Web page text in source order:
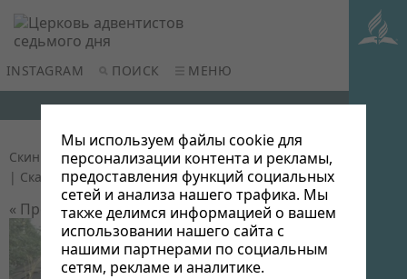
INSTAGRAM ПОИСК МЕНЮ
Скиния
| Автор: Виктор Админ | Размер (МБ): 0.07
| Скачать| Просмотров: 0
« Предыдущий Следующий »
Мы используем файлы cookie для
персонализации контента и рекламы,
предоставления функций социальных
сетей и анализа нашего трафика. Мы
также делимся информацией о вашем
использовании нашего сайта с
нашими партнерами по социальным
сетям, рекламе и аналитике.